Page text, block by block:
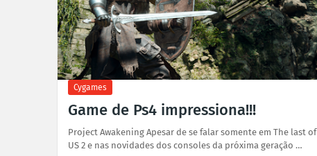
Cygames
Game de Ps4 impressiona!!!
Project Awakening Apesar de se falar somente em The last of
US 2 e nas novidades dos consoles da próxima geração …